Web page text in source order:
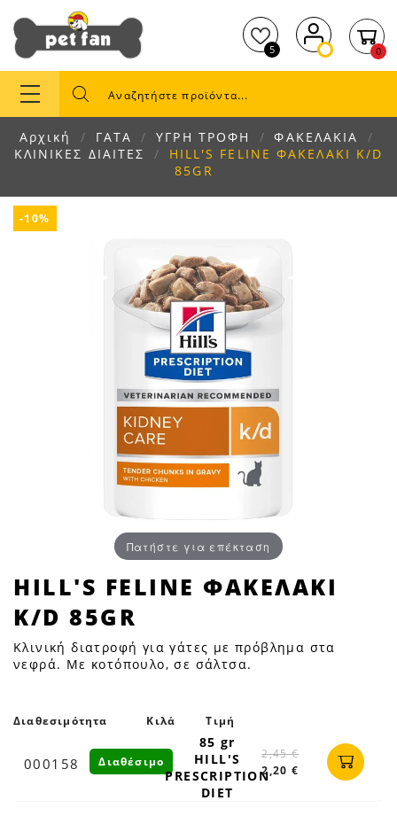
5 0
Αρχική ΓΑΤΑ ΥΓΡΗ ΤΡΟΦΗ
ΦΑΚΕΛΑΚΙΑ
ΚΛΙΝΙΚΕΣ ΔΙΑΙΤΕΣ
HILL'S FELINE ΦΑΚΕΛΑΚΙ K/D
85GR
-10%
Πατήστε για επέκταση
HILL'S
FELINE
ΦΑΚΕΛΑΚΙ
K/D
85GR
HILL'S FELINE ΦΑΚΕΛΑΚΙ
K/D 85GR
Κλινική διατροφή για γάτες με πρόβλημα στα
νεφρά. Με κοτόπουλο, σε σάλτσα.
Διαθεσιμότητα Κιλά Τιμή
000158
85 gr
HILL'S
PRESCRIPTION
DIET
2,45 €
2,20 €
Διαθέσιμο